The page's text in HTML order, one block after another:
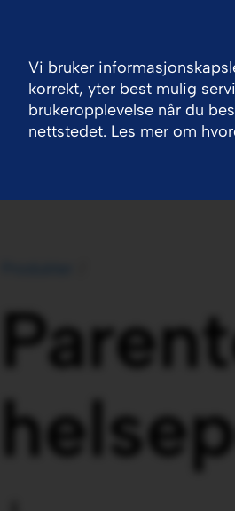
Våre forretningsområder
Vi bruker
korrekt, yter best mulig
brukeropplevelse når du
nettstedet. Les mer om